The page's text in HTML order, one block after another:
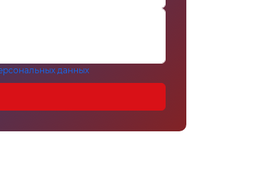
данных